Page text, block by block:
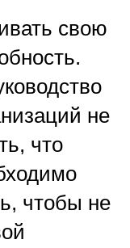
свою
не
что
чтобы не